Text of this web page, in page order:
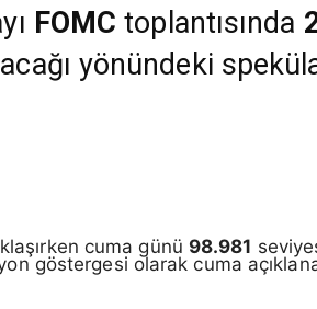
FOMC toplantısında
yönündeki
cuma günü 98.981
göstergesi olarak cuma